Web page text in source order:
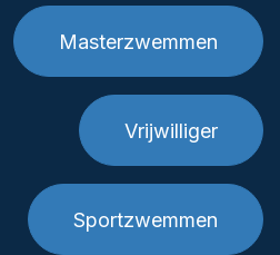
Masterzwemmen
Vrijwilliger
Sportzwemmen